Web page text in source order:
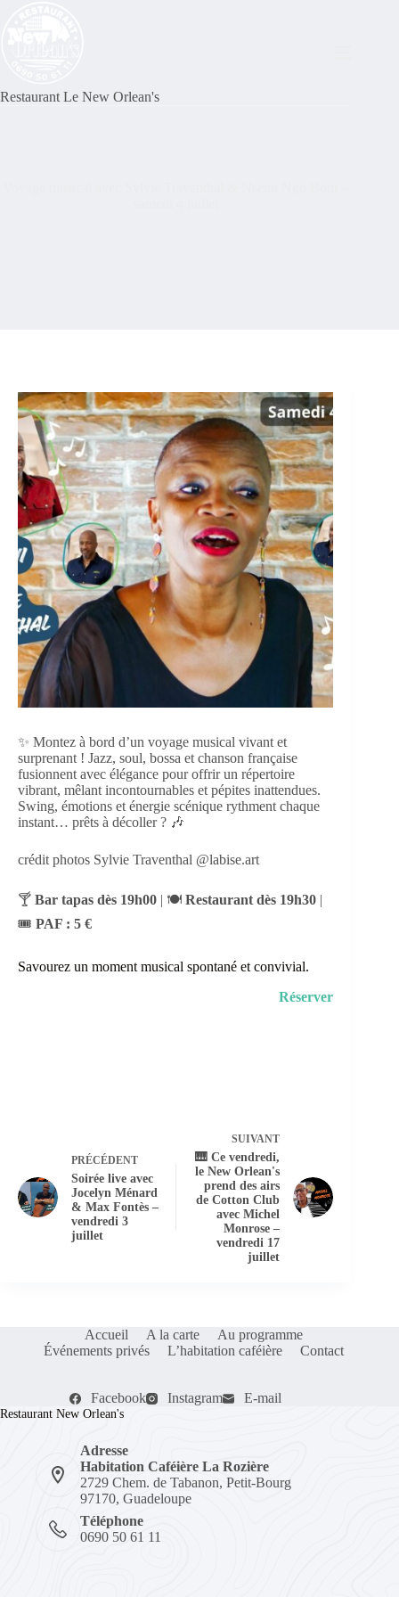
Restaurant Le New Orlean's
✨ Montez à bord d’un voyage musical vivant et
surprenant ! Jazz, soul, bossa et chanson française
fusionnent avec élégance pour offrir un répertoire
vibrant, mêlant incontournables et pépites inattendues.
Swing, émotions et énergie scénique rythment chaque
instant… prêts à décoller ? 🎶
crédit photos Sylvie Traventhal @labise.art
🍸 Bar tapas dès 19h00 | 🍽️ Restaurant dès 19h30 |
🎟️ PAF : 5 €
Savourez un moment musical spontané et convivial.
Réserver
PRÉCÉDENT
Soirée live avec
Jocelyn Ménard
& Max Fontès –
vendredi 3
juillet
SUIVANT
🎹 Ce vendredi,
le New Orlean's
prend des airs
de Cotton Club
avec Michel
Monrose –
vendredi 17
juillet
Accueil A la carte
Au programme
Événements privés
L’habitation caféière Contact
Facebook Instagram E-mail
Restaurant New Orlean's
Adresse
Habitation Caféière La Rozière
2729 Chem. de Tabanon, Petit-Bourg
97170, Guadeloupe
Téléphone
0690 50 61 11